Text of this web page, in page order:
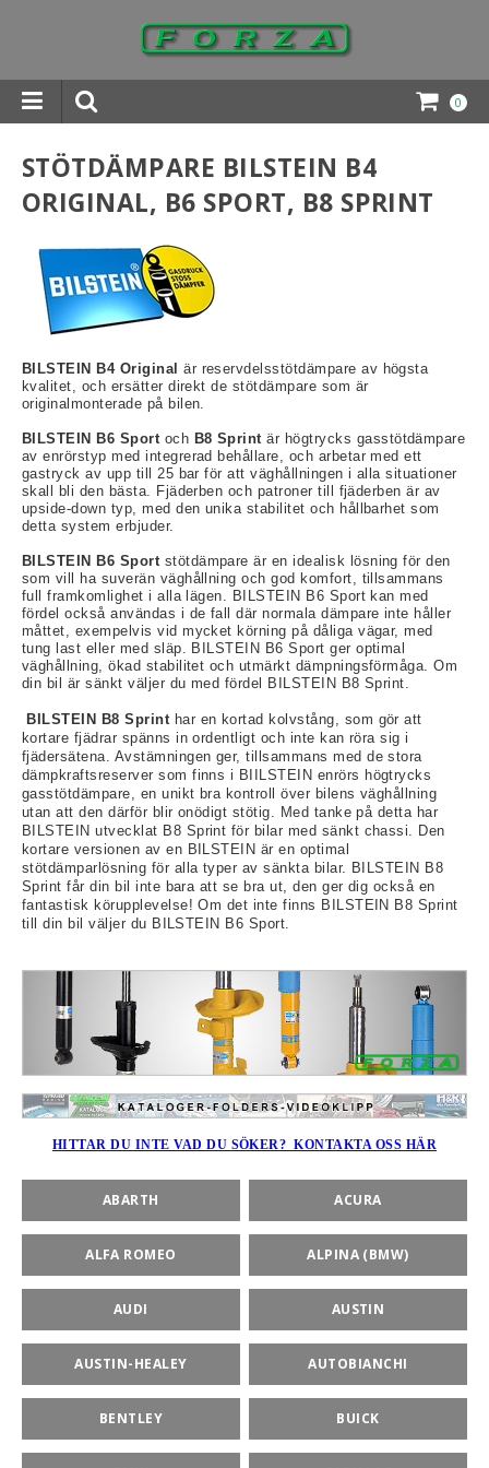
0
DOWNLOADS
Rally-Racing-Klassiker
BUMPSTOPS, DAMASKER UNIVERSAL, DOMKRAFTS-
RALLY-RACING-DELAR
STÖTDÄMPARE BILSTEIN B4
ORIGINAL, B6 SPORT, B8 SPRINT
BILSTEIN B4 Original är reservdelsstötdämpare av högsta
kvalitet, och ersätter direkt de stötdämpare som är
originalmonterade på bilen.
BILSTEIN B6 Sport och B8 Sprint är högtrycks gasstötdämpare
av enrörstyp med integrerad behållare, och arbetar med ett
gastryck av upp till 25 bar för att väghållningen i alla situationer
skall bli den bästa. Fjäderben och patroner till fjäderben är av
upside-down typ, med den unika stabilitet och hållbarhet som
detta system erbjuder.
BILSTEIN B6 Sport stötdämpare är en idealisk lösning för den
som vill ha suverän väghållning och god komfort, tillsammans
full framkomlighet i alla lägen. BILSTEIN B6 Sport kan med
fördel också användas i de fall där normala dämpare inte håller
måttet, exempelvis vid mycket körning på dåliga vägar, med
tung last eller med släp. BILSTEIN B6 Sport ger optimal
väghållning, ökad stabilitet och utmärkt dämpningsförmåga. Om
din bil är sänkt väljer du med fördel BILSTEIN B8 Sprint.
BILSTEIN B8 Sprint har en kortad kolvstång, som gör att
kortare fjädrar spänns in ordentligt och inte kan röra sig i
fjädersätena. Avstämningen ger, tillsammans med de stora
dämpkraftsreserver som finns i BIILSTEIN enrörs högtrycks
gasstötdämpare, en unikt bra kontroll över bilens väghållning
utan att den därför blir onödigt stötig. Med tanke på detta har
BILSTEIN utvecklat B8 Sprint för bilar med sänkt chassi. Den
kortare versionen av en BILSTEIN är en optimal
stötdämparlösning för alla typer av sänkta bilar. BILSTEIN B8
Sprint får din bil inte bara att se bra ut, den ger dig också en
fantastisk körupplevelse! Om det inte finns BILSTEIN B8 Sprint
till din bil väljer du BILSTEIN B6 Sport.
HITTAR DU INTE VAD DU SÖKER? KONTAKTA OSS HÄR
ABARTH ACURA
ALFA ROMEO ALPINA (BMW)
AUDI AUSTIN
AUSTIN-HEALEY AUTOBIANCHI
BENTLEY BUICK